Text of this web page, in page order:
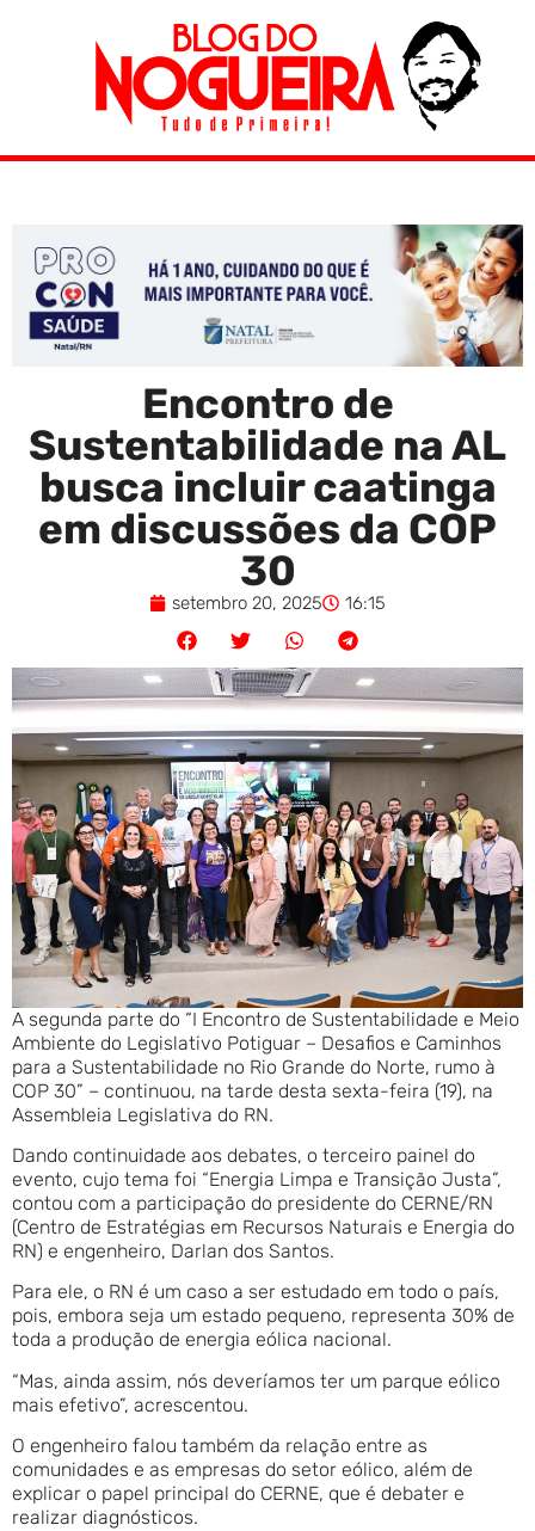
Encontro de
Sustentabilidade na AL
busca incluir caatinga
em discussões da COP
30
setembro 20, 2025 16:15
A segunda parte do “I Encontro de Sustentabilidade e Meio
Ambiente do Legislativo Potiguar – Desafios e Caminhos
para a Sustentabilidade no Rio Grande do Norte, rumo à
COP 30” – continuou, na tarde desta sexta-feira (19), na
Assembleia Legislativa do RN.
Dando continuidade aos debates, o terceiro painel do
evento, cujo tema foi “Energia Limpa e Transição Justa”,
contou com a participação do presidente do CERNE/RN
(Centro de Estratégias em Recursos Naturais e Energia do
RN) e engenheiro, Darlan dos Santos.
Para ele, o RN é um caso a ser estudado em todo o país,
pois, embora seja um estado pequeno, representa 30% de
toda a produção de energia eólica nacional.
“Mas, ainda assim, nós deveríamos ter um parque eólico
mais efetivo”, acrescentou.
O engenheiro falou também da relação entre as
comunidades e as empresas do setor eólico, além de
explicar o papel principal do CERNE, que é debater e
realizar diagnósticos.